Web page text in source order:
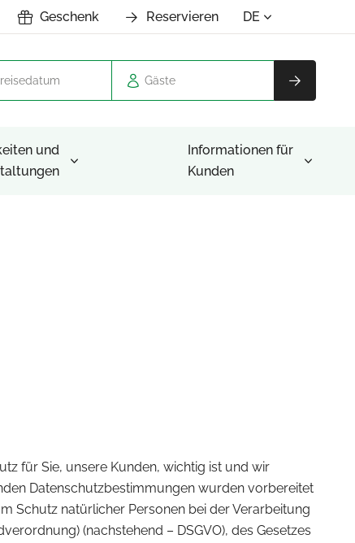
Geschenk Reservieren DE
Gäste
und
Informationen für
Kunden
für Sie, unsere Kunden, wichtig ist und wir
Datenschutzbestimmungen wurden vorbereitet
Schutz natürlicher Personen bei der Verarbeitung
(nachstehend – DSGVO), des Gesetzes